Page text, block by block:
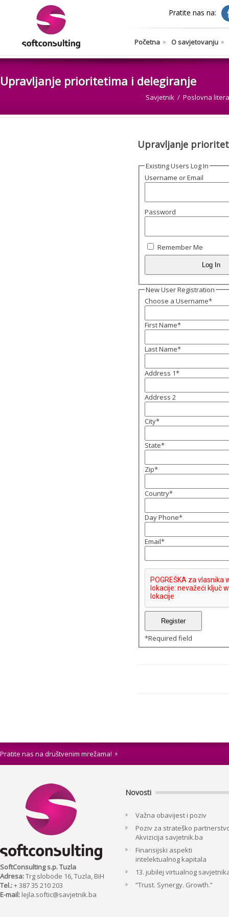
Pratite nas na:
Početna O savjetovanju
Upravljanje prioritetima i delegiranje
Savjetnik Poslovna
Upravljanje
Existing Users Log In
Username or Email
Password
Remember Me
New User Registration
Choose a Username*
First Name*
Last Name*
Address 1*
Address 2
City*
State*
Zip*
Country*
Day Phone*
Email*
*Required field
Pratite nas na društvenim mrežama!
SoftConsulting s.p. Tuzla
Adresa:Trg slobode 16, Tuzla, BiH
Tel.:+ 387 35 210 203
E-mail: lejla.softic@savjetnik.ba
Novosti
Važna obavijest i poziv
Poziv za strateško
Akvizicija savjetnik.ba
Finansijski aspekti
intelektualnog kapitala
13. jubilej virtualnog
“Trust. Synergy. Growth.”